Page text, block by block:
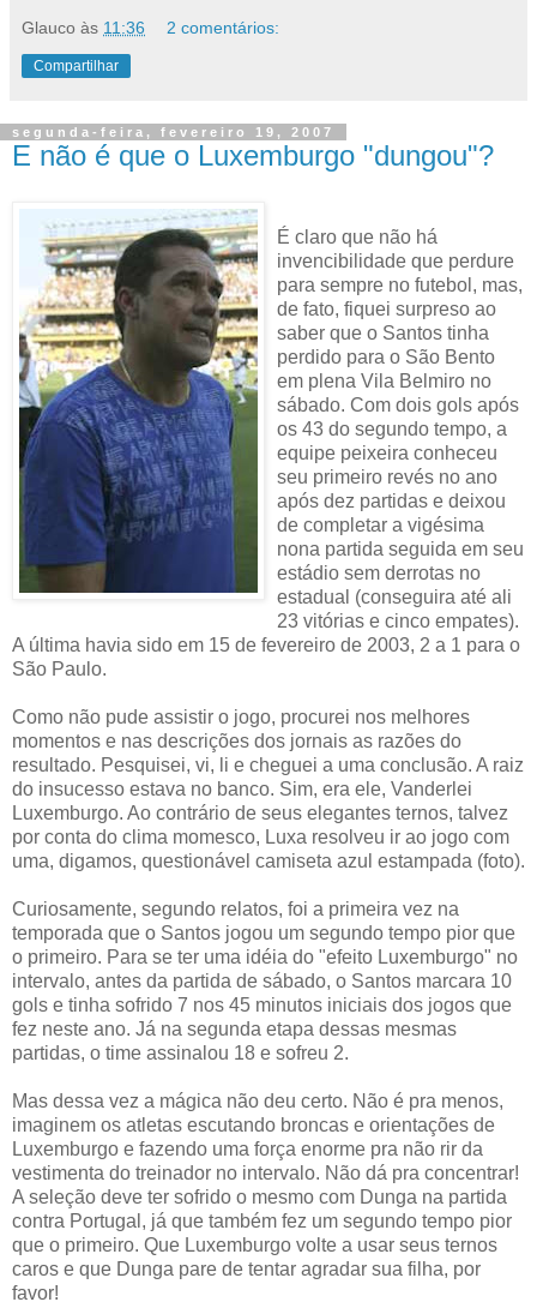
Glauco às 11:36 2 comentários:
Compartilhar
segunda-feira, fevereiro 19, 2007
E não é que o Luxemburgo "dungou"?
É claro que não há
invencibilidade que perdure
para sempre no futebol, mas,
de fato, fiquei surpreso ao
saber que o Santos tinha
perdido para o São Bento
em plena Vila Belmiro no
sábado. Com dois gols após
os 43 do segundo tempo, a
equipe peixeira conheceu
seu primeiro revés no ano
após dez partidas e deixou
de completar a vigésima
nona partida seguida em seu
estádio sem derrotas no
estadual (conseguira até ali
23 vitórias e cinco empates).
A última havia sido em 15 de fevereiro de 2003, 2 a 1 para o
São Paulo.
Como não pude assistir o jogo, procurei nos melhores
momentos e nas descrições dos jornais as razões do
resultado. Pesquisei, vi, li e cheguei a uma conclusão. A raiz
do insucesso estava no banco. Sim, era ele, Vanderlei
Luxemburgo. Ao contrário de seus elegantes ternos, talvez
por conta do clima momesco, Luxa resolveu ir ao jogo com
uma, digamos, questionável camiseta azul estampada (foto).
Curiosamente, segundo relatos, foi a primeira vez na
temporada que o Santos jogou um segundo tempo pior que
o primeiro. Para se ter uma idéia do "efeito Luxemburgo" no
intervalo, antes da partida de sábado, o Santos marcara 10
gols e tinha sofrido 7 nos 45 minutos iniciais dos jogos que
fez neste ano. Já na segunda etapa dessas mesmas
partidas, o time assinalou 18 e sofreu 2.
Mas dessa vez a mágica não deu certo. Não é pra menos,
imaginem os atletas escutando broncas e orientações de
Luxemburgo e fazendo uma força enorme pra não rir da
vestimenta do treinador no intervalo. Não dá pra concentrar!
A seleção deve ter sofrido o mesmo com Dunga na partida
contra Portugal, já que também fez um segundo tempo pior
que o primeiro. Que Luxemburgo volte a usar seus ternos
caros e que Dunga pare de tentar agradar sua filha, por
favor!